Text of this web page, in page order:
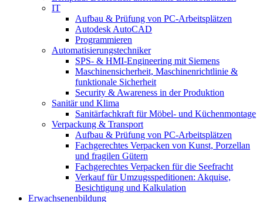
IT
Aufbau & Prüfung von PC-Arbeitsplätzen
Autodesk AutoCAD
Programmieren
Automatisierungstechniker
SPS‑ & HMI‑Engineering mit Siemens
Maschinensicherheit, Maschinenrichtlinie &
funktionale Sicherheit
Security & Awareness in der Produktion
Sanitär und Klima
Sanitärfachkraft für Möbel- und Küchenmontage
Verpackung & Transport
Aufbau & Prüfung von PC-Arbeitsplätzen
Fachgerechtes Verpacken von Kunst, Porzellan
und fragilen Gütern
Fachgerechtes Verpacken für die Seefracht
Verkauf für Umzugsspeditionen: Akquise,
Besichtigung und Kalkulation
Erwachsenenbildung